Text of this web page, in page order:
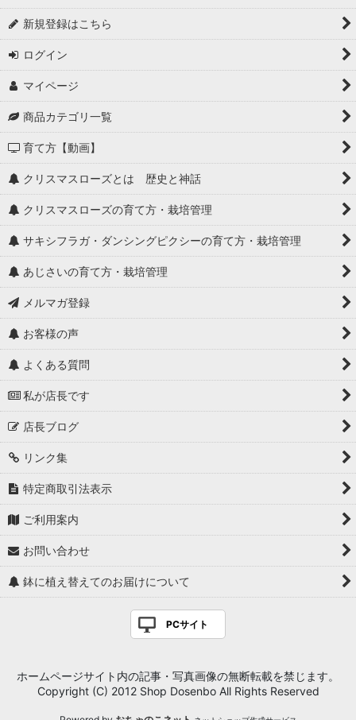
新規登録はこちら
ログイン
マイページ
商品カテゴリ一覧
育て方【動画】
クリスマスローズとは 歴史と神話
クリスマスローズの育て方・栽培管理
サキシフラガ・ダンシングピクシーの育て方・栽培管理
あじさいの育て方・栽培管理
メルマガ登録
お客様の声
よくある質問
私が店長です
店長ブログ
リンク集
特定商取引法表示
ご利用案内
お問い合わせ
鉢に植え替えてのお届けについて
PCサイト
ホームページサイト内の記事・写真画像の無断転載を禁じます。
Copyright (C) 2012 Shop Dosenbo All Rights Reserved